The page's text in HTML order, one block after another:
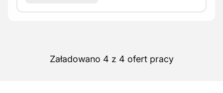
Załadowano 4 z 4 ofert pracy